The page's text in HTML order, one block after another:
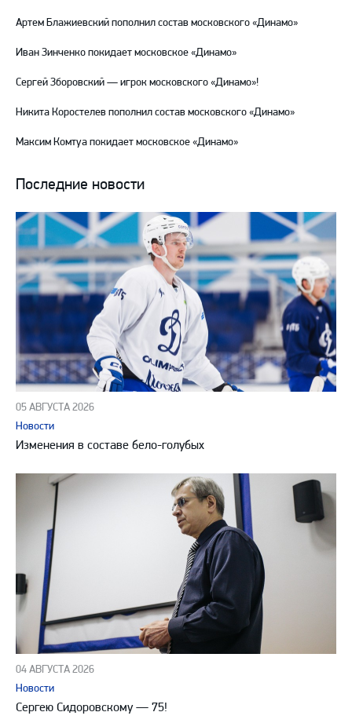
Артем Блажиевский пополнил состав московского «Динамо»
Иван Зинченко покидает московское «Динамо»
Сергей Зборовский — игрок московского «Динамо»!
Никита Коростелев пополнил состав московского «Динамо»
Максим Комтуа покидает московское «Динамо»
Последние новости
05 АВГУСТА 2026
Новости
Изменения в составе бело-голубых
04 АВГУСТА 2026
Новости
Сергею Сидоровскому — 75!